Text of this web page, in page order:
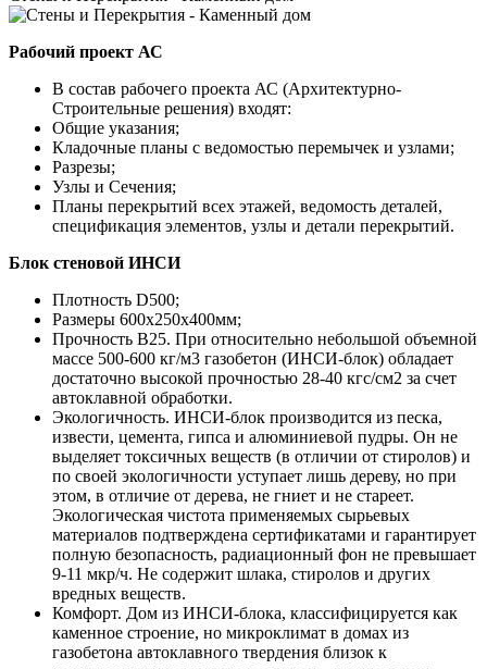
Рабочий проект АС
В состав рабочего проекта АС (Архитектурно-
Строительные решения) входят:
Общие указания;
Кладочные планы с ведомостью перемычек и узлами;
Разрезы;
Узлы и Сечения;
Планы перекрытий всех этажей, ведомость деталей,
спецификация элементов, узлы и детали перекрытий.
Блок стеновой ИНСИ
Плотность D500;
Размеры 600х250х400мм;
Прочность B25. При относительно небольшой объемной
массе 500-600 кг/м3 газобетон (ИНСИ-блок) обладает
достаточно высокой прочностью 28-40 кгс/см2 за счет
автоклавной обработки.
Экологичность. ИНСИ-блок производится из песка,
извести, цемента, гипса и алюминиевой пудры. Он не
выделяет токсичных веществ (в отличии от стиролов) и
по своей экологичности уступает лишь дереву, но при
этом, в отличие от дерева, не гниет и не стареет.
Экологическая чистота применяемых сырьевых
материалов подтверждена сертификатами и гарантирует
полную безопасность, радиационный фон не превышает
9-11 мкр/ч. Не содержит шлака, стиролов и других
вредных веществ.
Комфорт. Дом из ИНСИ-блока, классифицируется как
каменное строение, но микроклимат в домах из
газобетона автоклавного твердения близок к